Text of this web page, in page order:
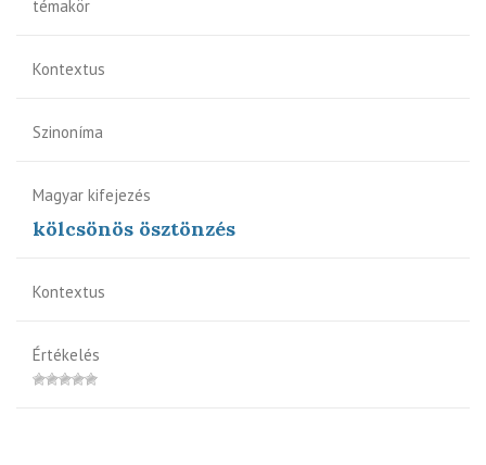
témakör
Kontextus
Szinoníma
Magyar kifejezés
kölcsönös ösztönzés
Kontextus
Értékelés